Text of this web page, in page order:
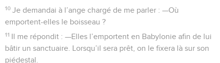
10 Je demandai à l’ange chargé de me parler : —Où
emportent-elles le boisseau ?
11 Il me répondit : —Elles l’emportent en Babylonie afin de lui
bâtir un sanctuaire. Lorsqu’il sera prêt, on le fixera là sur son
piédestal.